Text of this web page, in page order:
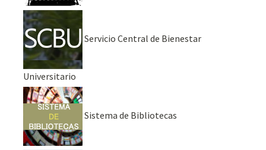
Servicio Central de Bienestar
Universitario
Sistema de Bibliotecas